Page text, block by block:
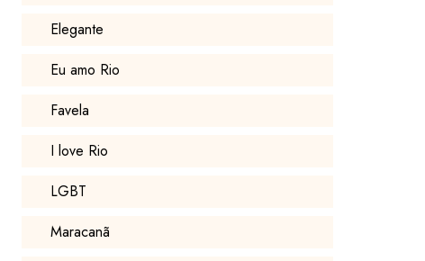
Elegante
Eu amo Rio
Favela
I love Rio
LGBT
Maracanã